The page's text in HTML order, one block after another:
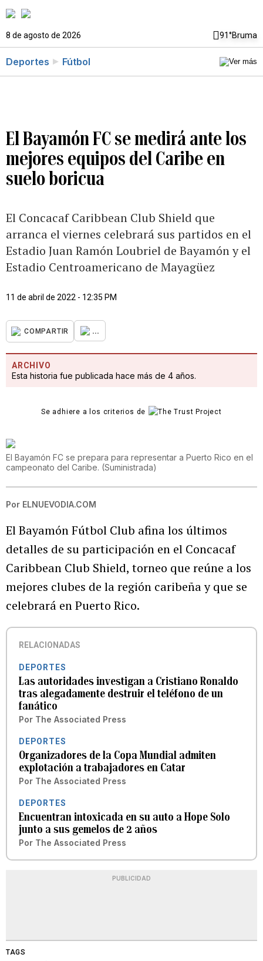
8 de agosto de 2026 91°Bruma
Deportes Fútbol
El Bayamón FC se medirá ante los
mejores equipos del Caribe en
suelo boricua
El Concacaf Caribbean Club Shield que
arranca el viernes celebrará sus partidos en el
Estadio Juan Ramón Loubriel de Bayamón y el
Estadio Centroamericano de Mayagüez
11 de abril de 2022 - 12:35 PM
COMPARTIR ...
ARCHIVO
Esta historia fue publicada hace más de 4 años.
Se adhiere a los criterios de
El Bayamón FC se prepara para representar a Puerto Rico en el
campeonato del Caribe. (Suministrada)
Por ELNUEVODIA.COM
El Bayamón Fútbol Club afina los últimos
detalles de su participación en el Concacaf
Caribbean Club Shield, torneo que reúne a los
mejores clubes de la región caribeña y que se
celebrará en Puerto Rico.
RELACIONADAS
DEPORTES
Las autoridades investigan a Cristiano Ronaldo
tras alegadamente destruir el teléfono de un
fanático
Por The Associated Press
DEPORTES
Organizadores de la Copa Mundial admiten
explotación a trabajadores en Catar
Por The Associated Press
DEPORTES
Encuentran intoxicada en su auto a Hope Solo
junto a sus gemelos de 2 años
Por The Associated Press
PUBLICIDAD
TAGS